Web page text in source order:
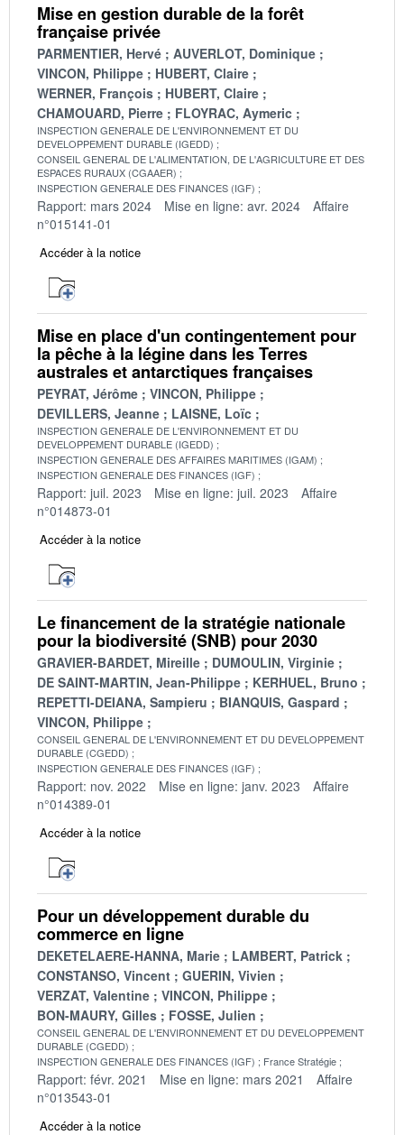
Mise en gestion durable de la forêt
française privée
PARMENTIER, Hervé
AUVERLOT, Dominique
VINCON, Philippe
HUBERT, Claire
WERNER, François
HUBERT, Claire
CHAMOUARD, Pierre
FLOYRAC, Aymeric
INSPECTION GENERALE DE L'ENVIRONNEMENT ET DU
DEVELOPPEMENT DURABLE (IGEDD)
CONSEIL GENERAL DE L'ALIMENTATION, DE L'AGRICULTURE ET DES
ESPACES RURAUX (CGAAER)
INSPECTION GENERALE DES FINANCES (IGF)
Rapport: mars 2024 Mise en ligne: avr. 2024
Affaire
n°015141-01
Accéder à la notice
Mise en place d'un contingentement pour
la pêche à la légine dans les Terres
australes et antarctiques françaises
PEYRAT, Jérôme
VINCON, Philippe
DEVILLERS, Jeanne
LAISNE, Loïc
INSPECTION GENERALE DE L'ENVIRONNEMENT ET DU
DEVELOPPEMENT DURABLE (IGEDD)
INSPECTION GENERALE DES AFFAIRES MARITIMES (IGAM)
INSPECTION GENERALE DES FINANCES (IGF)
Rapport: juil. 2023 Mise en ligne: juil. 2023
Affaire
n°014873-01
Accéder à la notice
Le financement de la stratégie nationale
pour la biodiversité (SNB) pour 2030
GRAVIER-BARDET, Mireille
DUMOULIN, Virginie
DE SAINT-MARTIN, Jean-Philippe
KERHUEL, Bruno
REPETTI-DEIANA, Sampieru
BIANQUIS, Gaspard
VINCON, Philippe
CONSEIL GENERAL DE L'ENVIRONNEMENT ET DU DEVELOPPEMENT
DURABLE (CGEDD)
INSPECTION GENERALE DES FINANCES (IGF)
Rapport: nov. 2022 Mise en ligne: janv. 2023
Affaire
n°014389-01
Accéder à la notice
Pour un développement durable du
commerce en ligne
DEKETELAERE-HANNA, Marie
LAMBERT, Patrick
CONSTANSO, Vincent
GUERIN, Vivien
VERZAT, Valentine
VINCON, Philippe
BON-MAURY, Gilles
FOSSE, Julien
CONSEIL GENERAL DE L'ENVIRONNEMENT ET DU DEVELOPPEMENT
DURABLE (CGEDD)
INSPECTION GENERALE DES FINANCES (IGF)
France Stratégie
Rapport: févr. 2021 Mise en ligne: mars 2021
Affaire
n°013543-01
Accéder à la notice